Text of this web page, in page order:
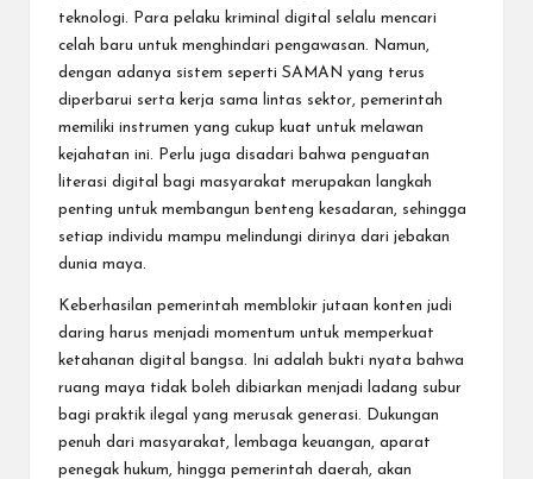
teknologi. Para pelaku kriminal digital selalu mencari
celah baru untuk menghindari pengawasan. Namun,
dengan adanya sistem seperti SAMAN yang terus
diperbarui serta kerja sama lintas sektor, pemerintah
memiliki instrumen yang cukup kuat untuk melawan
kejahatan ini. Perlu juga disadari bahwa penguatan
literasi digital bagi masyarakat merupakan langkah
penting untuk membangun benteng kesadaran, sehingga
setiap individu mampu melindungi dirinya dari jebakan
dunia maya.
Keberhasilan pemerintah memblokir jutaan konten judi
daring harus menjadi momentum untuk memperkuat
ketahanan digital bangsa. Ini adalah bukti nyata bahwa
ruang maya tidak boleh dibiarkan menjadi ladang subur
bagi praktik ilegal yang merusak generasi. Dukungan
penuh dari masyarakat, lembaga keuangan, aparat
penegak hukum, hingga pemerintah daerah, akan